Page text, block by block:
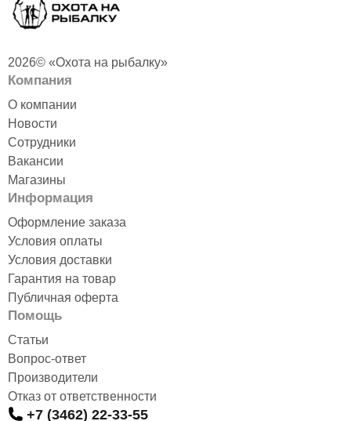
2026© «Охота на рыбалку»
Компания
О компании
Новости
Сотрудники
Вакансии
Магазины
Информация
Оформление заказа
Условия оплаты
Условия доставки
Гарантия на товар
Публичная оферта
Помощь
Статьи
Вопрос-ответ
Производители
Отказ от ответственности
+7 (3462) 22-33-55